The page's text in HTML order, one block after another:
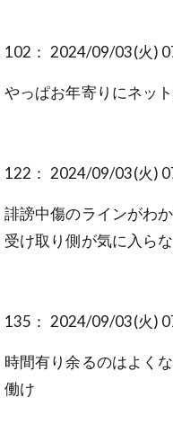
102： 2024/09/03(火)
やっぱお年寄りにネッ
122： 2024/09/03(火)
誹謗中傷のラインがわ
受け取り側が気に入ら
135： 2024/09/03(火)
時間有り余るのはよく
働け